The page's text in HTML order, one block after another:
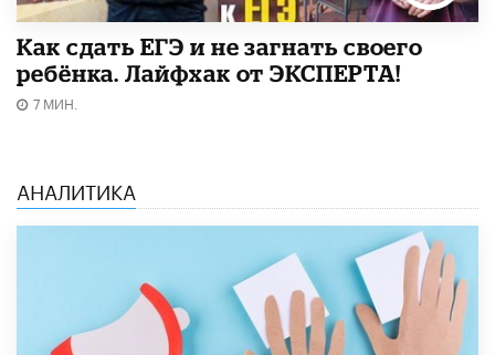
​Как сдать ЕГЭ и не загнать своего
ребёнка. Лайфхак от ЭКСПЕРТА!
7 МИН.
АНАЛИТИКА